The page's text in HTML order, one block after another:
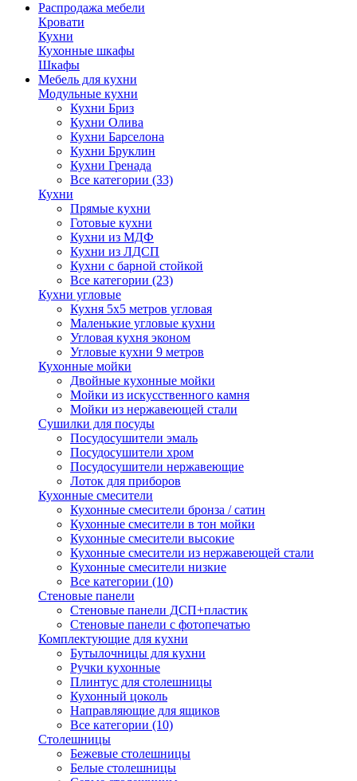
Распродажа мебели
Кровати
Кухни
Кухонные шкафы
Шкафы
Мебель для кухни
Модульные кухни
Кухни Бриз
Кухни Олива
Кухни Барселона
Кухни Бруклин
Кухни Гренада
Все категории (33)
Кухни
Прямые кухни
Готовые кухни
Кухни из МДФ
Кухни из ЛДСП
Кухни с барной стойкой
Все категории (23)
Кухни угловые
Кухня 5х5 метров угловая
Маленькие угловые кухни
Угловая кухня эконом
Угловые кухни 9 метров
Кухонные мойки
Двойные кухонные мойки
Мойки из искусственного камня
Мойки из нержавеющей стали
Сушилки для посуды
Посудосушители эмаль
Посудосушители хром
Посудосушители нержавеющие
Лоток для приборов
Кухонные смесители
Кухонные смесители бронза / сатин
Кухонные смесители в тон мойки
Кухонные смесители высокие
Кухонные смесители из нержавеющей стали
Кухонные смесители низкие
Все категории (10)
Стеновые панели
Стеновые панели ДСП+пластик
Стеновые панели с фотопечатью
Комплектующие для кухни
Бутылочницы для кухни
Ручки кухонные
Плинтус для столешницы
Кухонный цоколь
Направляющие для ящиков
Все категории (10)
Столешницы
Бежевые столешницы
Белые столешницы